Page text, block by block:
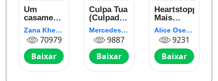
Um
casamento
arranjadoZana Kheiron
70979
Baixar
Culpa Tua
(Culpados
2)
Mercedes Ron
9887
Baixar
Heartstopper:
Mais
fortes
juntos
(vol. 5)
Alice Oseman
9231
Baixar